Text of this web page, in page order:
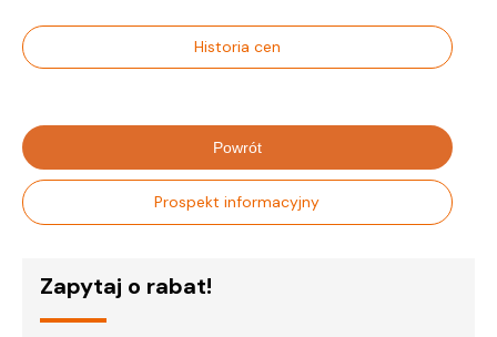
Historia cen
Powrót
Prospekt informacyjny
Zapytaj o rabat!